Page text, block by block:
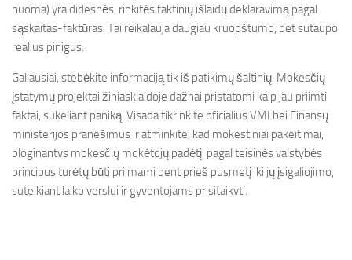
nuoma) yra didesnės, rinkitės faktinių išlaidų deklaravimą pagal
sąskaitas-faktūras. Tai reikalauja daugiau kruopštumo, bet sutaupo
realius pinigus.
Galiausiai, stebėkite informaciją tik iš patikimų šaltinių. Mokesčių
įstatymų projektai žiniasklaidoje dažnai pristatomi kaip jau priimti
faktai, sukeliant paniką. Visada tikrinkite oficialius VMI bei Finansų
ministerijos pranešimus ir atminkite, kad mokestiniai pakeitimai,
bloginantys mokesčių mokėtojų padėtį, pagal teisinės valstybės
principus turėtų būti priimami bent prieš pusmetį iki jų įsigaliojimo,
suteikiant laiko verslui ir gyventojams prisitaikyti.